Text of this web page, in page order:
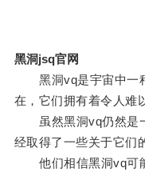
黑洞jsq官网
黑洞vq是宇宙中一种
在，它们拥有着令人难
虽然黑洞vq仍然是一
经取得了一些关于它们
他们相信黑洞vq可能